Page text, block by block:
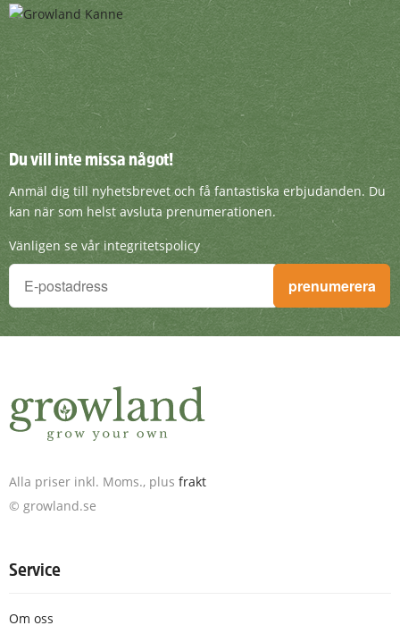
Du vill inte missa något!
Anmäl dig till nyhetsbrevet och få
Du vill inte missa något!
Anmäl dig till nyhetsbrevet och få fantastiska erbjudanden. Du
kan när som helst avsluta prenumerationen.
Vänligen se vår integritetspolicy
Du vill inte missa något!
Anmäl dig till nyhetsbrevet och få fantastiska erbjudanden.
prenumerera
Alla priser inkl. Moms., plus frakt
© growland.se
Service
Om oss